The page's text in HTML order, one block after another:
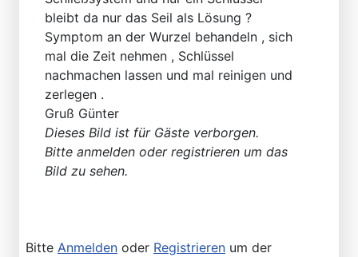
bleibt da nur das Seil als Lösung ?
Symptom an der Wurzel behandeln , sich
mal die Zeit nehmen , Schlüssel
nachmachen lassen und mal reinigen und
zerlegen .
Gruß Günter
Dieses Bild ist für Gäste verborgen.
Bitte anmelden oder registrieren um das
Bild zu sehen.
Bitte Anmelden oder Registrieren um der